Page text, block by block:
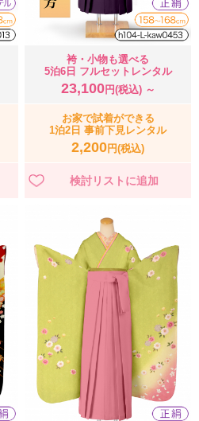
袴・小物も選べる
5泊6日 フルセットレンタル
23,100円(税込) ～
お家で試着ができる
1泊2日 事前下見レンタル
2,200円(税込)